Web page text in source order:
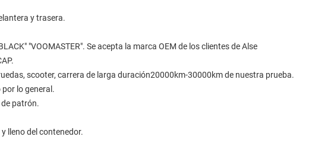
y trasera.
"VOOMASTER". Se acepta la marca OEM de los clientes de Alse
scooter, carrera de larga duración20000km-30000km de nuestra prueba.
lo general.
patrón.
lleno del contenedor.